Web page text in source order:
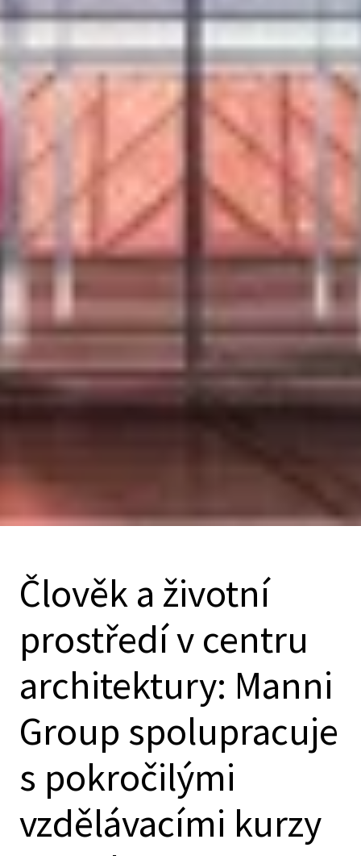
Člověk a životní
prostředí v centru
architektury: Manni
Group spolupracuje
s pokročilými
vzdělávacími kurzy